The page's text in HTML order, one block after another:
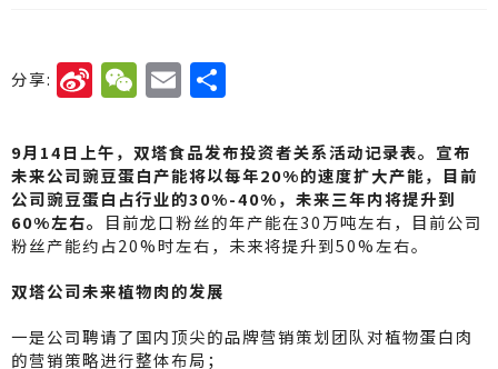
分享: Si
n
a
W
ei
b
o
W
e
C
h
a
t
E
m
ai
l
9月14日上午，双塔食品发布投资者关系活动记录表。宣布
未来公司豌豆蛋白产能将以每年20%的速度扩大产能，目前
公司豌豆蛋白占行业的30%-40%，未来三年内将提升到
60%左右。 目前龙口粉丝的年产能在30万吨左右，目前公司
粉丝产能约占20%时左右，未来将提升到50%左右。
双塔公司未来植物肉的发展
一是公司聘请了国内顶尖的品牌营销策划团队对植物蛋白肉
的营销策略进行整体布局；